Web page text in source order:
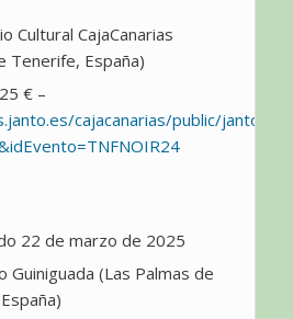
Cultural CajaCanarias
Tenerife, España)
€ –
cajacanarias/public/janto/
22 de marzo de 2025
Guiniguada (Las Palmas de